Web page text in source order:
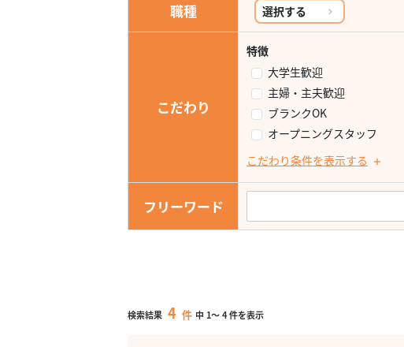
職種 選択する
こだわり
特徴
大学生歓迎
主婦・主夫歓迎
ブランクOK
オープニングスタッフ
こだわり条件を表示する
フリーワード
検索結果 4 件 中 1～4件を表示